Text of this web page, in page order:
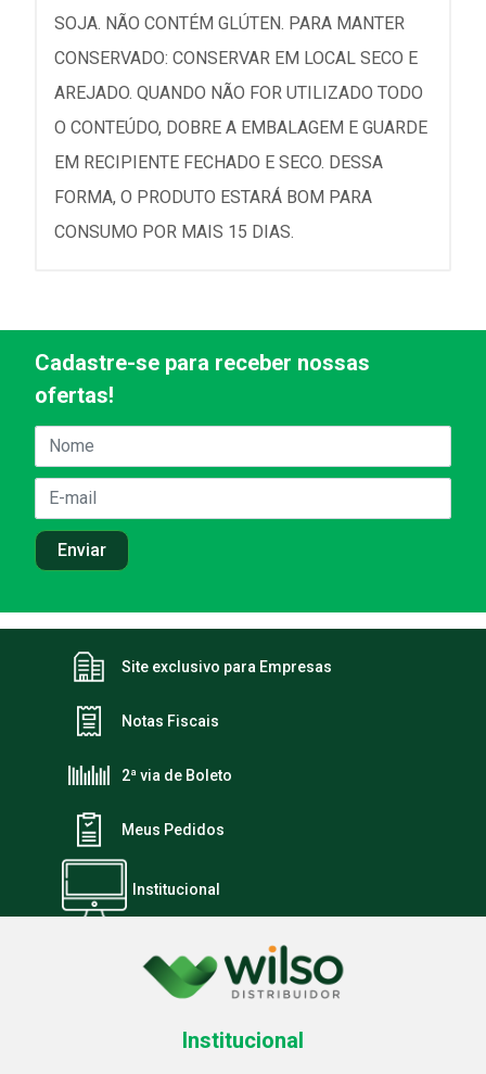
SOJA. NÃO CONTÉM GLÚTEN. PARA MANTER
CONSERVADO: CONSERVAR EM LOCAL SECO E
AREJADO. QUANDO NÃO FOR UTILIZADO TODO
O CONTEÚDO, DOBRE A EMBALAGEM E GUARDE
EM RECIPIENTE FECHADO E SECO. DESSA
FORMA, O PRODUTO ESTARÁ BOM PARA
CONSUMO POR MAIS 15 DIAS.
Cadastre-se para receber nossas
ofertas!
Site exclusivo para Empresas
Notas Fiscais
2ª via de Boleto
Meus Pedidos
Institucional
Institucional